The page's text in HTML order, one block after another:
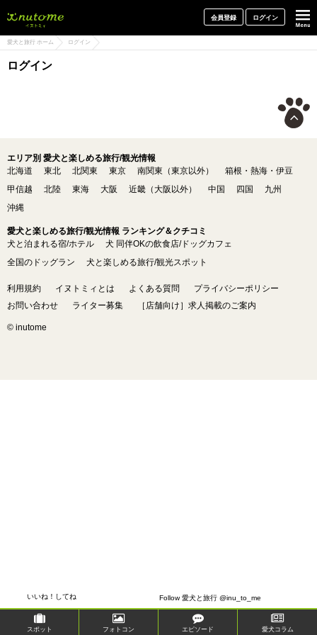
会員登録 ログイン
いいね！してね Follow 愛犬と旅行 @inu_to_me
愛犬と旅行 ホーム ログイン
ログイン
エリア別 愛犬と楽しめる旅行/観光情報
北海道
東北 北関東 東京 南関東（東京以外）
箱根・熱海・伊豆
甲信越
北陸 東海 大阪 近畿（大阪以外） 中国 四国
九州
沖縄
愛犬と楽しめる旅行/観光情報 ランキング＆クチコミ
犬と泊まれる宿/ホテル
犬 同伴OKの飲食店/ドッグカフェ
全国のドッグラン
犬と楽しめる旅行/観光スポット
利用規約 イヌトミィとは よくある質問
プライバシーポリシー
お問い合わせ
ライター募集 ［店舗向け］求人掲載のご案内
© inutome
スポット フォトコン エピソード 愛犬コラム